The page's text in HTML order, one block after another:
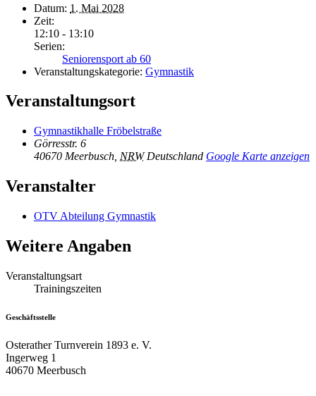
Datum: 1. Mai 2028
Zeit:
12:10 - 13:10
Serien:
Seniorensport ab 60
Veranstaltungskategorie: Gymnastik
Veranstaltungsort
Gymnastikhalle Fröbelstraße
Görresstr. 6
40670 Meerbusch NRW Deutschland Google Karte anzeigen
Veranstalter
OTV Abteilung Gymnastik
Weitere Angaben
Veranstaltungsart
Trainingszeiten
Geschäftsstelle
Osterather Turnverein 1893 e. V.
Ingerweg 1
40670 Meerbusch